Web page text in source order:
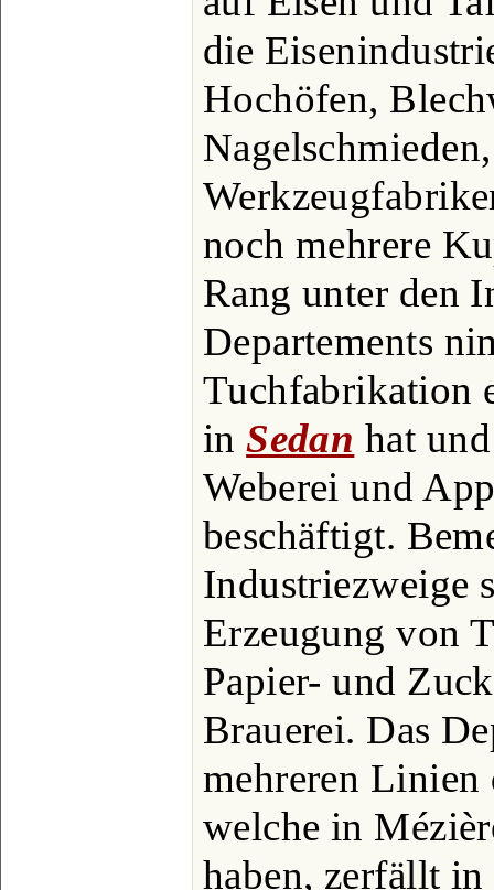
die
Hochöfen,
noch mehrere
Rang unter den
Departements
Tuchfabrikation
inSedan hat
Weberei und
beschäftigt.
Industriezweige
Erzeugung von
Papier- und
Brauerei. Das
mehreren Linien
welche in
haben, zerfällt